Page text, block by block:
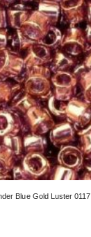
Blue Gold Luster 0117